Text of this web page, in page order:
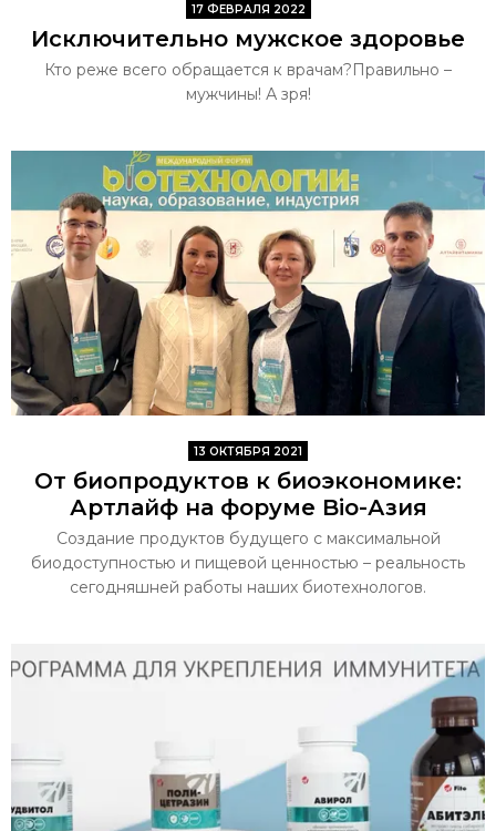
17 ФЕВРАЛЯ 2022
Исключительно мужское здоровье
Кто реже всего обращается к врачам?Правильно –
мужчины! А зря!
13 ОКТЯБРЯ 2021
От биопродуктов к биоэкономике:
Артлайф на форуме Bio-Азия
Создание продуктов будущего с максимальной
биодоступностью и пищевой ценностью – реальность
сегодняшней работы наших биотехнологов.